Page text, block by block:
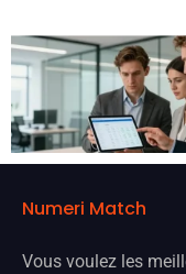
Numeri Match
Vous voulez les